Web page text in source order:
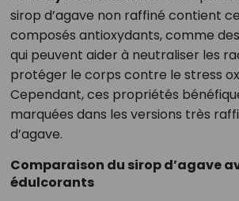
sirop d’agave non raffiné contient
composés antioxydants, comme des
qui peuvent aider à neutraliser les
protéger le corps contre le stress
Cependant, ces propriétés
marquées dans les versions très
d’agave.
Comparaison du sirop d’agave
édulcorants